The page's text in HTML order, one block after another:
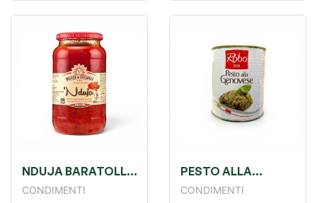
NDUJA BARATOLLO
GR 950
CONDIMENTI
PESTO ALLA
GENOVESE GR800
CONDIMENTI